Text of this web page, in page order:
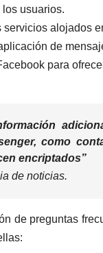
usuarios.
alojados
de
para
como
encriptados”
de noticias.
de preguntas